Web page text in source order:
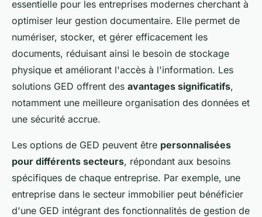
essentielle pour les entreprises modernes cherchant à
optimiser leur gestion documentaire. Elle permet de
numériser, stocker, et gérer efficacement les
documents, réduisant ainsi le besoin de stockage
physique et améliorant l'accès à l'information. Les
solutions GED offrent des avantages significatifs,
notamment une meilleure organisation des données et
une sécurité accrue.
Les options de GED peuvent être personnalisées
pour différents secteurs, répondant aux besoins
spécifiques de chaque entreprise. Par exemple, une
entreprise dans le secteur immobilier peut bénéficier
d'une GED intégrant des fonctionnalités de gestion de